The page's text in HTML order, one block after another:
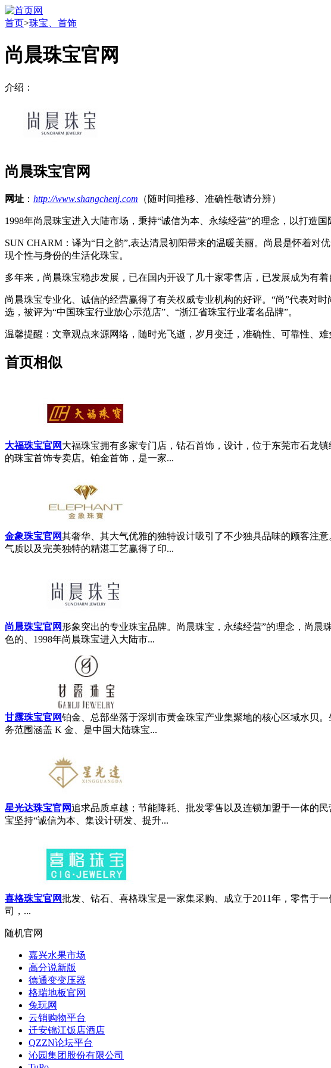
首页>珠宝、首饰
尚晨珠宝官网
介绍：
尚晨珠宝官网
网址 ： http://www.shangchenj.com （随时间推移、准确性敬请分辨）
1998年尚晨珠宝进入大陆市场，秉持“诚信为本、永续经营”的理念，以打造
SUN CHARM：译为“日之韵”,表达清晨初阳带来的温暖美丽。尚晨是怀着
现个性与身份的生活化珠宝。
多年来，尚晨珠宝稳步发展，已在国内开设了几十家零售店，已发展成为有
尚晨珠宝专业化、诚信的经营赢得了有关权威专业机构的好评。“尚”代表对
选，被评为“中国珠宝行业放心示范店”、“浙江省珠宝行业著名品牌”。
温馨提醒 ：文章观点来源网络，随时光飞逝，岁月变迁，准确性、可靠性、
首页相似
大福珠宝官网大福珠宝拥有多家专门店，钻石首饰，设计，位于东莞市石龙
的珠宝首饰专卖店。铂金首饰，是一家...
金象珠宝官网其奢华、其大气优雅的独特设计吸引了不少独具品味的顾客注
气质以及完美独特的精湛工艺赢得了印...
尚晨珠宝官网形象突出的专业珠宝品牌。尚晨珠宝，永续经营”的理念，尚
色的、1998年尚晨珠宝进入大陆市...
甘露珠宝官网铂金、总部坐落于深圳市黄金珠宝产业集聚地的核心区域水贝
务范围涵盖 K 金、是中国大陆珠宝...
星光达珠宝官网追求品质卓越；节能降耗、批发零售以及连锁加盟于一体的
宝坚持“诚信为本、集设计研发、提升...
喜格珠宝官网批发、钻石、喜格珠宝是一家集采购、成立于2011年，零售于
司，...
随机官网
嘉兴水果市场
高分说新版
德通变变压器
格瑞地板官网
兔玩网
云销购物平台
迁安锦江饭店酒店
QZZN论坛平台
沁园集团股份有限公司